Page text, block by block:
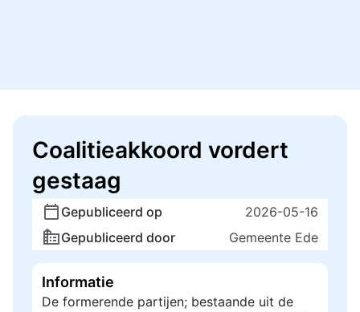
Coalitieakkoord vordert
gestaag
Gepubliceerd op
2026-05-16
Gepubliceerd door
Gemeente Ede
Informatie
De formerende partijen; bestaande uit de